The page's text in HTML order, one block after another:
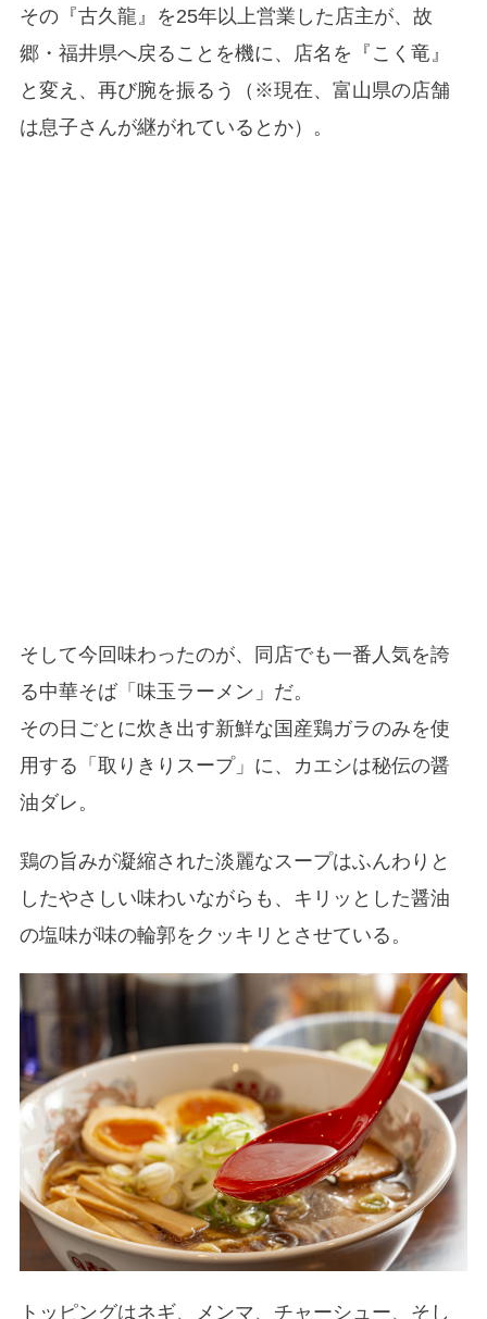
その『古久龍』を25年以上営業した店主が、故
郷・福井県へ戻ることを機に、店名を『こく竜』
と変え、再び腕を振るう（※現在、富山県の店舗
は息子さんが継がれているとか）。
そして今回味わったのが、同店でも一番人気を誇
る中華そば「味玉ラーメン」だ。
その日ごとに炊き出す新鮮な国産鶏ガラのみを使
用する「取りきりスープ」に、カエシは秘伝の醤
油ダレ。
鶏の旨みが凝縮された淡麗なスープはふんわりと
したやさしい味わいながらも、キリッとした醤油
の塩味が味の輪郭をクッキリとさせている。
トッピングはネギ、メンマ、チャーシュー、そし